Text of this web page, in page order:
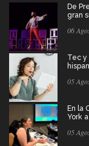
De
gran
06
Tec y
05
En la
York
05